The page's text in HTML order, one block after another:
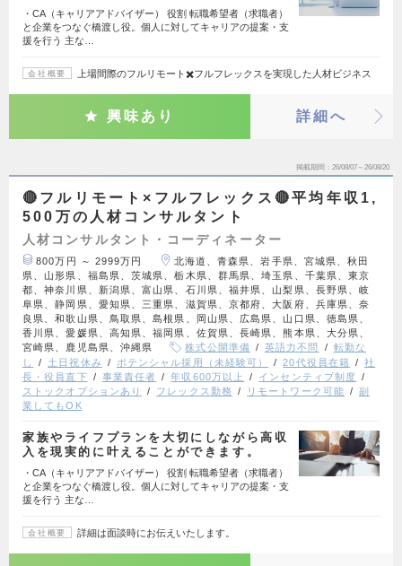
・CA（キャリアアドバイザー） 役割 転職希望者（求職者）
と企業をつなぐ橋渡し役。個人に対してキャリアの提案・支
援を行う 主な…
会社概要 上場間際のフルリモート✖️フルフレックスを実現した人材ビジネス
興味あり 詳細へ
掲載期間 26/08/07～26/08/20
🔴フルリモート×フルフレックス🔴平均年収1,
500万の人材コンサルタント
人材コンサルタント・コーディネーター
800万円 ～ 2999万円
北海道、青森県、岩手県、宮城県、秋田
県、山形県、福島県、茨城県、栃木県、群馬県、埼玉県、千葉県、東京
都、神奈川県、新潟県、富山県、石川県、福井県、山梨県、長野県、岐
阜県、静岡県、愛知県、三重県、滋賀県、京都府、大阪府、兵庫県、奈
良県、和歌山県、鳥取県、島根県、岡山県、広島県、山口県、徳島県、
香川県、愛媛県、高知県、福岡県、佐賀県、長崎県、熊本県、大分県、
宮崎県、鹿児島県、沖縄県
株式公開準備 英語力不問
転勤な
し
土日祝休み ポテンシャル採用（未経験可） 20代役員在籍
社
長・役員直下
事業責任者 年収600万以上
インセンティブ制度
ストックオプションあり
フレックス勤務 リモートワーク可能
副
業してもOK
家族やライフプランを大切にしながら高収
入を現実的に叶えることができます。
・CA（キャリアアドバイザー） 役割 転職希望者（求職者）
と企業をつなぐ橋渡し役。個人に対してキャリアの提案・支
援を行う 主な…
会社概要 詳細は面談時にお伝えいたします。